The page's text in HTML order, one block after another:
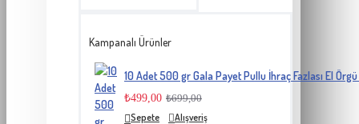
Kampanalı Ürünler
10 Adet 500 gr Gala Payet Pullu İhraç Fazlası El
₺499,00 ₺699,00
Sepete
Alışveriş